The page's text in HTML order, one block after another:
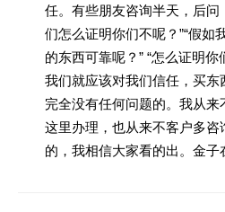
任。有些朋友咨询半天，后问
们怎么证明你们不呢？”“假如
的东西可靠呢？” “怎么证明
我们就应该对我们信任，买东
完全没有任何问题的。我从
这里办理，也从来不客户多咨
的，我相信大家看的出。金子